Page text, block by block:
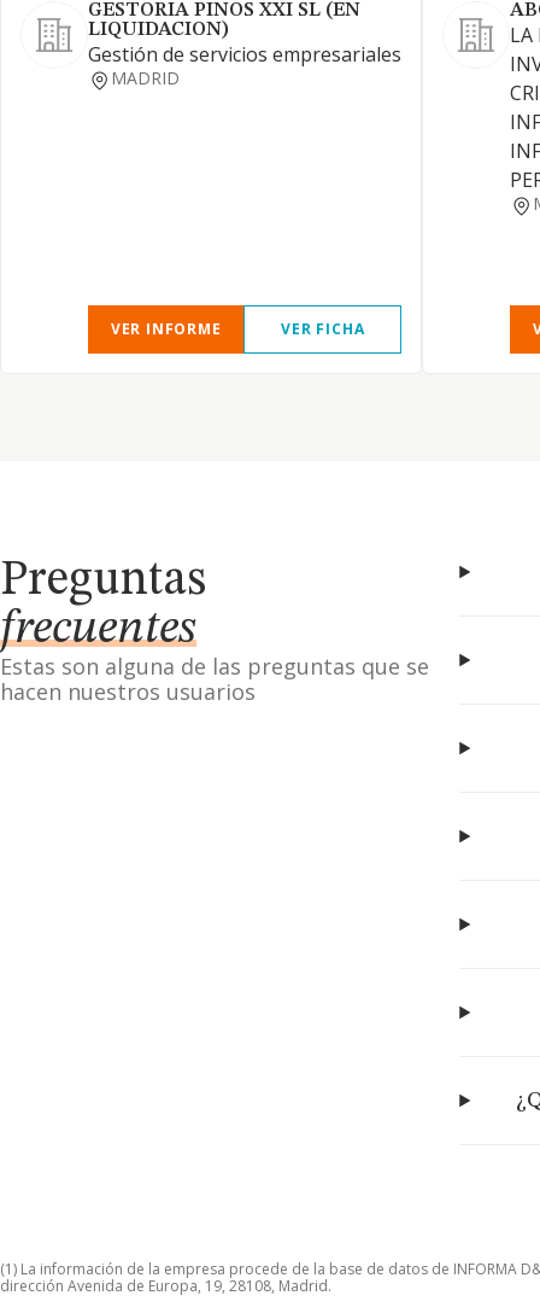
GESTORIA PINOS XXI SL (EN
LIQUIDACION)
Gestión de servicios empresariales
MADRID
VER INFORME VER FICHA
LA
Preguntas
frecuentes
Estas son alguna de las preguntas que se
hacen nuestros usuarios
(1) La información de la empresa procede de la base de datos de INFORMA
dirección Avenida de Europa, 19, 28108, Madrid.